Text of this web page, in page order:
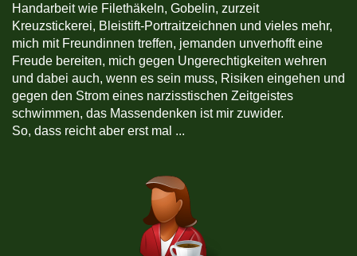
Handarbeit wie Filethäkeln, Gobelin, zurzeit
Kreuzstickerei, Bleistift-Portraitzeichnen und vieles mehr,
mich mit Freundinnen treffen, jemanden unverhofft eine
Freude bereiten, mich gegen Ungerechtigkeiten wehren
und dabei auch, wenn es sein muss, Risiken eingehen und
gegen den Strom eines narzisstischen Zeitgeistes
schwimmen, das Massendenken ist mir zuwider.
So, dass reicht aber erst mal ...